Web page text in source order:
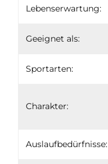
Lebenserwartung:
Geeignet als:
Sportarten:
Charakter:
Auslaufbedürfnisse: